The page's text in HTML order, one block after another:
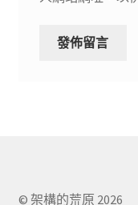
© 架構的荒原 2026